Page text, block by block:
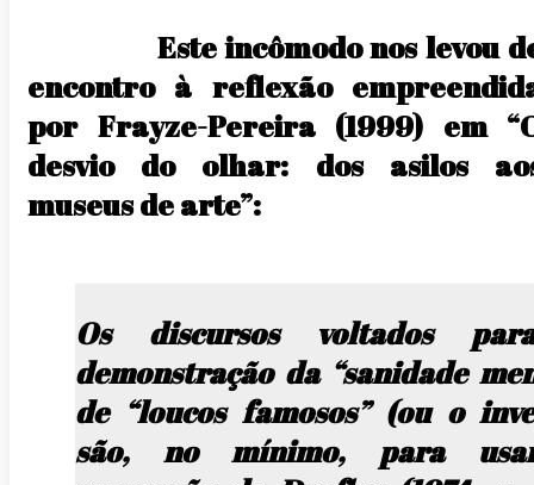
Este incômodo nos levou
encontro à reflexão
por Frayze-Pereira (1999) em
desvio do olhar: dos asilos
museus de arte”:
Os discursos voltados
demonstração da “sanidade
de “loucos famosos” (ou o
são, no mínimo, para